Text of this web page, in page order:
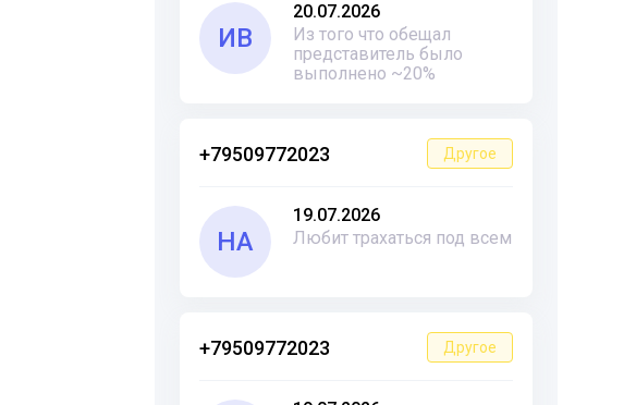
ИВ
20.07.2026
Из того что обещал
представитель было
выполнено ~20%
+79509772023 Другое
НА
19.07.2026
Любит трахаться под всем
+79509772023 Другое